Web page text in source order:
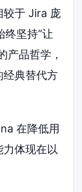
较于 Jira 庞
终坚持“让
产品哲学，
经典替代方
在降低用
力体现在以